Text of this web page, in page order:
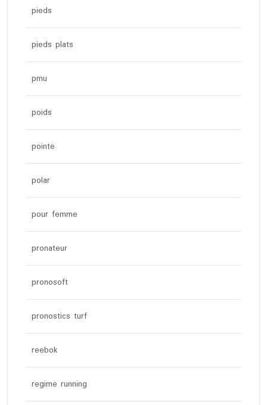
pieds
pieds plats
pmu
poids
pointe
polar
pour femme
pronateur
pronosoft
pronostics turf
reebok
regime running